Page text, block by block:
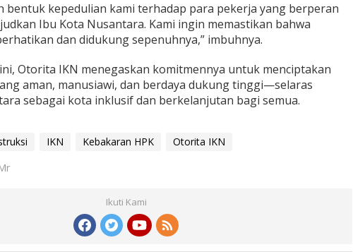
bentuk kepedulian kami terhadap para pekerja yang berperan
Ibu Kota Nusantara. Kami ingin memastikan bahwa
dan didukung sepenuhnya,” imbuhnya.
Otorita IKN menegaskan komitmennya untuk menciptakan
aman, manusiawi, dan berdaya dukung tinggi—selaras
sebagai kota inklusif dan berkelanjutan bagi semua.
IKN Kebakaran HPK
Otorita IKN
Ikuti Kami